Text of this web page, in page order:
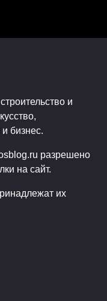
и
бизнес.
разрешено
на сайт.
их